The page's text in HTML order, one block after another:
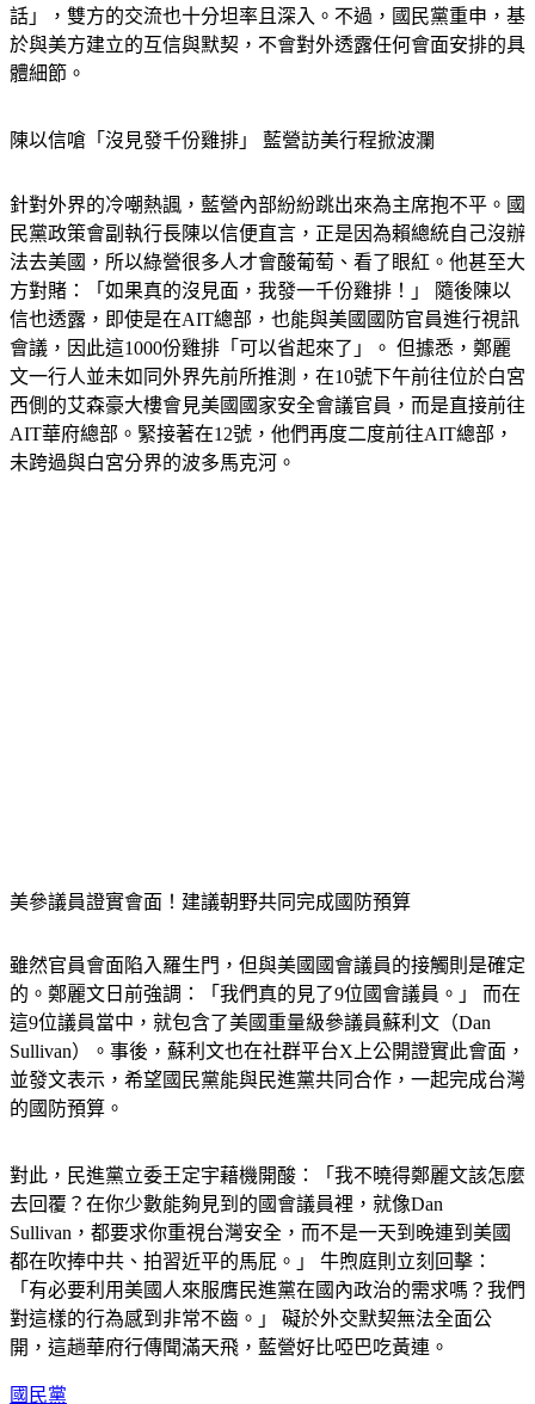
話」，雙方的交流也十分坦率且深入。不過，國民黨重申，基
於與美方建立的互信與默契，不會對外透露任何會面安排的具
體細節。
陳以信嗆「沒見發千份雞排」 藍營訪美行程掀波瀾
針對外界的冷嘲熱諷，藍營內部紛紛跳出來為主席抱不平。國
民黨政策會副執行長陳以信便直言，正是因為賴總統自己沒辦
法去美國，所以綠營很多人才會酸葡萄、看了眼紅。他甚至大
方對賭：「如果真的沒見面，我發一千份雞排！」 隨後陳以
信也透露，即使是在AIT總部，也能與美國國防官員進行視訊
會議，因此這1000份雞排「可以省起來了」。 但據悉，鄭麗
文一行人並未如同外界先前所推測，在10號下午前往位於白宮
西側的艾森豪大樓會見美國國家安全會議官員，而是直接前往
AIT華府總部。緊接著在12號，他們再度二度前往AIT總部，
未跨過與白宮分界的波多馬克河。
美參議員證實會面！建議朝野共同完成國防預算
雖然官員會面陷入羅生門，但與美國國會議員的接觸則是確定
的。鄭麗文日前強調：「我們真的見了9位國會議員。」 而在
這9位議員當中，就包含了美國重量級參議員蘇利文（Dan
Sullivan）。事後，蘇利文也在社群平台X上公開證實此會面，
並發文表示，希望國民黨能與民進黨共同合作，一起完成台灣
的國防預算。
對此，民進黨立委王定宇藉機開酸：「我不曉得鄭麗文該怎麼
去回覆？在你少數能夠見到的國會議員裡，就像Dan
Sullivan，都要求你重視台灣安全，而不是一天到晚連到美國
都在吹捧中共、拍習近平的馬屁。」 牛煦庭則立刻回擊：
「有必要利用美國人來服膺民進黨在國內政治的需求嗎？我們
對這樣的行為感到非常不齒。」 礙於外交默契無法全面公
開，這趟華府行傳聞滿天飛，藍營好比啞巴吃黃連。
國民黨